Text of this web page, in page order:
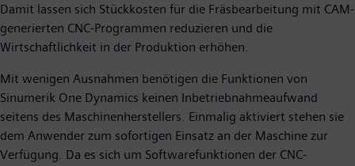
Damit lassen sich Stückkosten für die Fräsbearbeitung mit CAM-
generierten CNC-Programmen reduzieren und die
Wirtschaftlichkeit in der Produktion erhöhen.
Mit wenigen Ausnahmen benötigen die Funktionen von
Sinumerik One Dynamics keinen Inbetriebnahmeaufwand
seitens des Maschinenherstellers. Einmalig aktiviert stehen sie
dem Anwender zum sofortigen Einsatz an der Maschine zur
Verfügung. Da es sich um Softwarefunktionen der CNC-